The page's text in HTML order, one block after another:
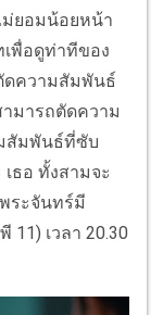
ม่ยอมน้อยหน้า
เพื่อดูท่าทีของ
ดความสัมพันธ์
มารถตัดความ
สัมพันธ์ที่ซับ
ธอ ทั้งสามจะ
ระจันทร์มี
เวลา 20.30